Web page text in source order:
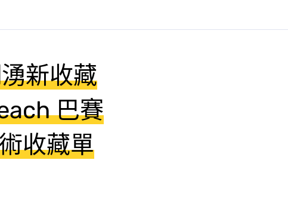
新收藏
巴賽
收藏單